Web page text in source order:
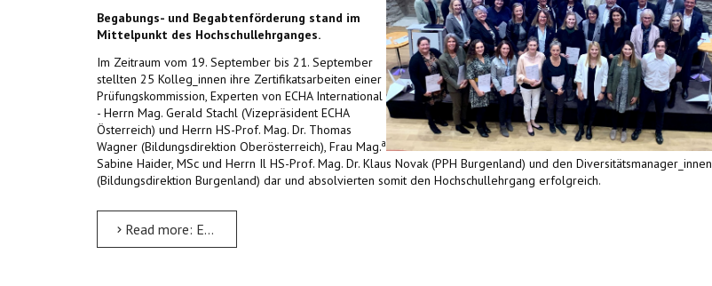
Begabungs- und Begabtenförderung stand im
Mittelpunkt des Hochschullehrganges.
Im Zeitraum vom 19. September bis 21. September
stellten 25 Kolleg_innen ihre Zertifikatsarbeiten einer
Prüfungskommission, Experten von ECHA International
- Herrn Mag. Gerald Stachl (Vizepräsident ECHA
Österreich) und Herrn HS-Prof. Mag. Dr. Thomas
Wagner (Bildungsdirektion Oberösterreich), Frau Mag.a
Sabine Haider, MSc und Herrn Il HS-Prof. Mag. Dr. Klaus Novak (PPH Burgenland) und den Diversitätsmanager_innen
(Bildungsdirektion Burgenland) dar und absolvierten somit den Hochschullehrgang erfolgreich.
Read more: Erster ECHA Hochschullehrgang an der PPH Burgenland